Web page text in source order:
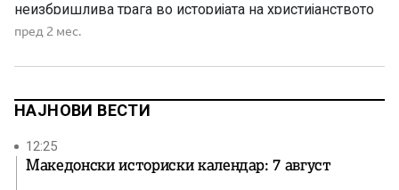
неизбришлива трага во историјата на христијанството
и во развојот на христијанската цивилизација.
Кочо, Костадинка, Коца, Елена, Ленка и сите
[…]
пред 2 мес.
НАЈНОВИ ВЕСТИ
12:25
Македонски историски календар: 7 август